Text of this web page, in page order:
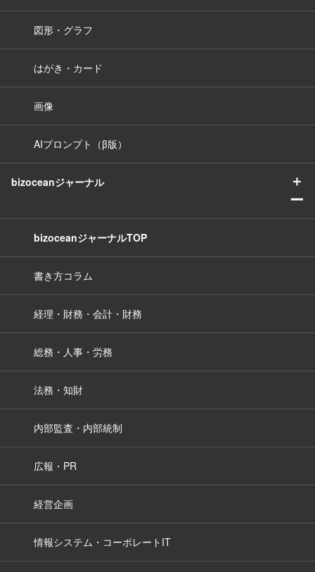
図形・グラフ
はがき・カード
画像
AIプロンプト（β版）
bizoceanジャーナル
＋
ー
bizoceanジャーナルTOP
書き方コラム
経理・財務・会計・財務
総務・人事・労務
法務・知財
内部監査・内部統制
広報・PR
経営企画
情報システム・コーポレートIT